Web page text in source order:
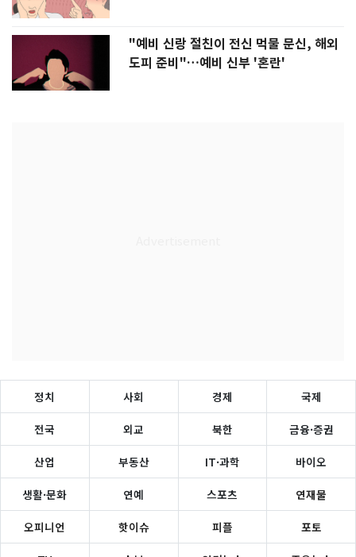
"예비 신랑 절친이 전신 먹물 문신, 해외
도피 준비"…예비 신부 '혼란'
정치 사회 경제 국제
전국 외교 북한 금융·증권
산업 부동산 IT·과학 바이오
생활·문화 연예 스포츠 연재물
오피니언 핫이슈 피플 포토